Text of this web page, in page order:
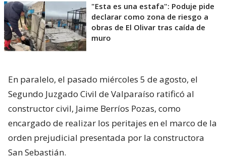
"Esta es una estafa": Poduje pide
declarar como zona de riesgo a
obras de El Olivar tras caída de
muro
En paralelo, el pasado miércoles 5 de agosto, el
Segundo Juzgado Civil de Valparaíso ratificó al
constructor civil, Jaime Berríos Pozas, como
encargado de realizar los peritajes en el marco de la
orden prejudicial presentada por la constructora
San Sebastián.